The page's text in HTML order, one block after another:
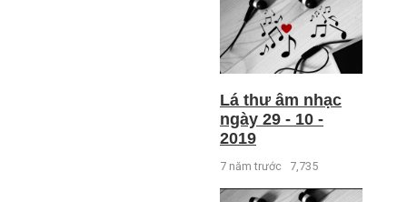
Lá thư âm nhạc
ngày 29 - 10 -
2019
7 năm trước 7,735